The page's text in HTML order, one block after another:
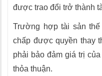
được trao đổi trở thành
Trường hợp tài sản
chấp được quyền thay
phải bảo đảm giá trị
thỏa thuận.